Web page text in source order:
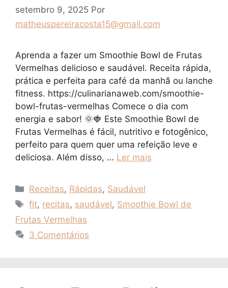
setembro 9, 2025 Por
matheuspereiracosta15@gmail.com
Aprenda a fazer um Smoothie Bowl de Frutas
Vermelhas delicioso e saudável. Receita rápida,
prática e perfeita para café da manhã ou lanche
fitness. https://culinarianaweb.com/smoothie-
bowl-frutas-vermelhas Comece o dia com
energia e sabor! 🌞🍓 Este Smoothie Bowl de
Frutas Vermelhas é fácil, nutritivo e fotogênico,
perfeito para quem quer uma refeição leve e
deliciosa. Além disso, … Ler mais
Categorias
Receitas, Rápidas, Saudável
Tags
fit, recitas, saudável, Smoothie Bowl de
Frutas Vermelhas
3 Comentários